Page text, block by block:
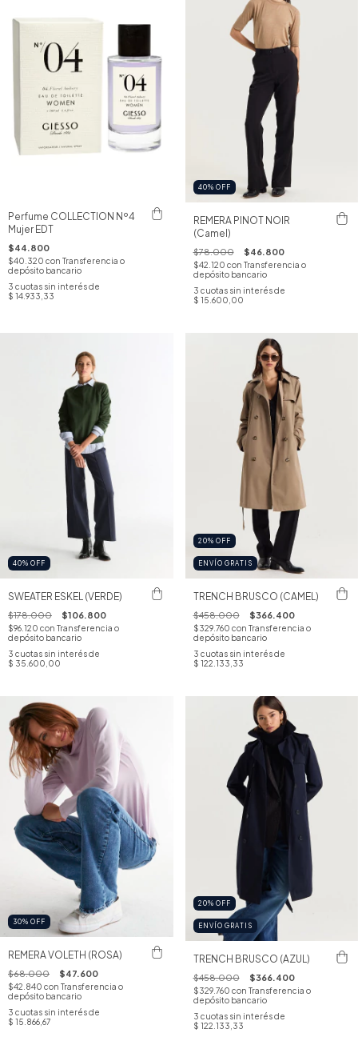
Perfume COLLECTION Nº4
Mujer EDT
$44.800
$40.320 con Transferencia o
depósito bancario
3 cuotas sin interés de
$ 14.933,33
40% OFF
REMERA PINOT NOIR
(Camel)
$78.000 $46.800
$42.120 con Transferencia o
depósito bancario
3 cuotas sin interés de
$ 15.600,00
40% OFF
SWEATER ESKEL (VERDE)
$178.000 $106.800
$96.120 con Transferencia o
depósito bancario
3 cuotas sin interés de
$ 35.600,00
20% OFF
ENVÍO GRATIS
TRENCH BRUSCO (CAMEL)
$458.000 $366.400
$329.760 con Transferencia o
depósito bancario
3 cuotas sin interés de
$ 122.133,33
30% OFF
REMERA VOLETH (ROSA)
$68.000 $47.600
$42.840 con Transferencia o
depósito bancario
3 cuotas sin interés de
$ 15.866,67
20% OFF
ENVÍO GRATIS
TRENCH BRUSCO (AZUL)
$458.000 $366.400
$329.760 con Transferencia o
depósito bancario
3 cuotas sin interés de
$ 122.133,33